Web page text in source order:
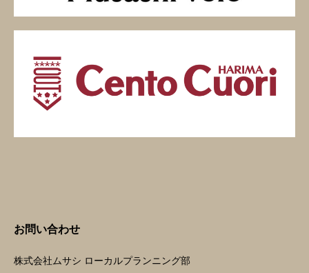
お問い合わせ
株式会社ムサシ ローカルプランニング部